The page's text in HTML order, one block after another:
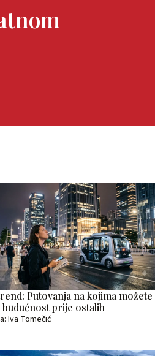
Putovanja na kojima možete
prije ostalih
Iva Tomečić